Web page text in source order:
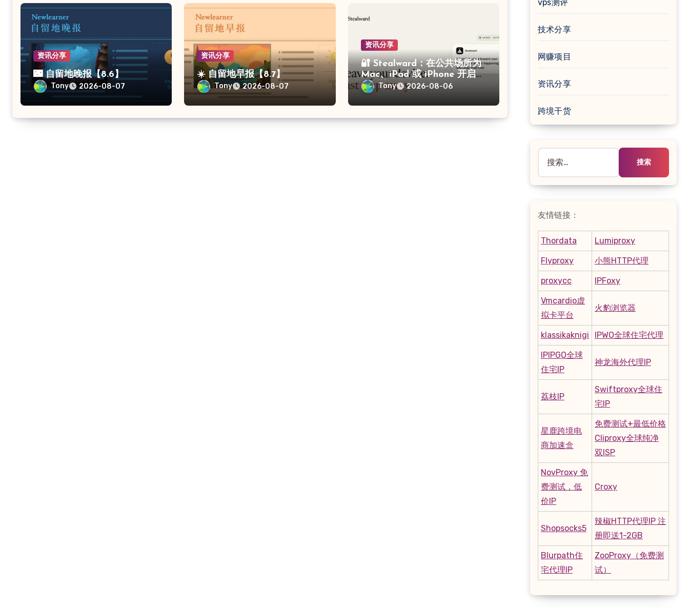
资讯分享
🌃 自留地晚报【8.6】
Tony 2026-08-07
资讯分享
☀️ 自留地早报【8.7】
Tony 2026-08-07
资讯分享
🔐 Stealward：在公共场所为
Mac、iPad 或 iPhone 开启防
盗保护
Tony 2026-08-06
vps测评
技术分享
网赚项目
资讯分享
跨境干货
索：
友情链接：
Thordata Lumiproxy
Flyproxy 小熊HTTP代理
proxycc IPFoxy
Vmcardio虚
拟卡平台
火豹浏览器
klassikaknigi IPWO全球住宅代理
IPIPGO全球
住宅IP
神龙海外代理IP
荔枝IP
Swiftproxy全球住
宅IP
星鹿跨境电
商加速盒
免费测试+最低价格
Cliproxy全球纯净
双ISP
NovProxy 免
费测试，低
价IP
Croxy
Shopsocks5
辣椒HTTP代理IP 注
册即送1-2GB
Blurpath住
宅代理IP
ZooProxy（免费测
试）